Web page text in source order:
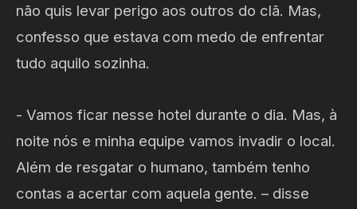
não quis levar perigo aos outros do clã. Mas,
confesso que estava com medo de enfrentar
tudo aquilo sozinha.
- Vamos ficar nesse hotel durante o dia. Mas, à
noite nós e minha equipe vamos invadir o local.
Além de resgatar o humano, também tenho
contas a acertar com aquela gente. – disse